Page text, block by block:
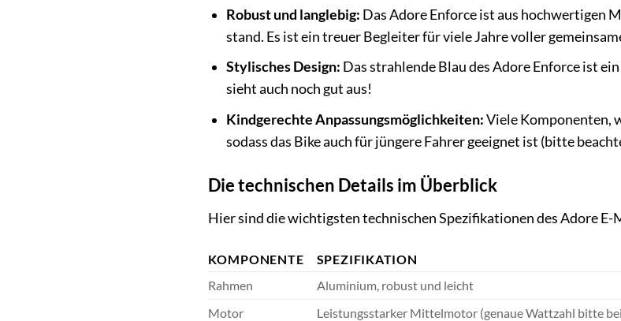
Robust und langlebig: Das Adore Enforce ist aus hochwertigen
stand. Es ist ein treuer Begleiter für viele Jahre voller
Stylisches Design: Das strahlende Blau des Adore Enforce ist
sieht auch noch gut aus!
Kindgerechte Anpassungsmöglichkeiten:Viele Komponenten,
sodass das Bike auch für jüngere Fahrer geeignet ist (bitte
Die technischen Details im Überblick
Hier sind die wichtigsten technischen Spezifikationen des Adore
KOMPONENTE
SPEZIFIKATION
Rahmen
Aluminium, robust und leicht
Motor
Leistungsstarker Mittelmotor (genaue Wattzahl bitte